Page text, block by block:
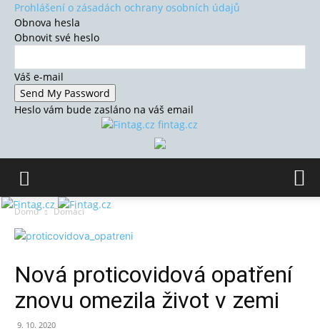
Prohlášení o zásadách ochrany osobních údajů
Obnova hesla
Obnovit své heslo
Váš e-mail
Heslo vám bude zasláno na váš email
fintag.cz
Domů Domácí
Nová proticovidová opatření
znovu omezila život v zemi
9. 10. 2020